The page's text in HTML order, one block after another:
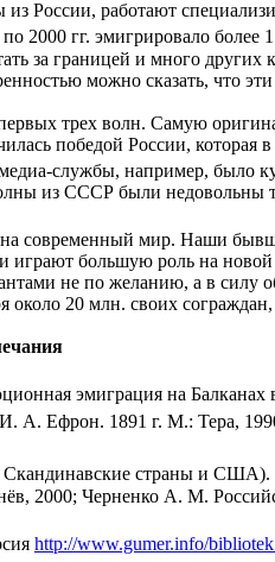
России, работают
2000 гг. эмигрировало более
за границей и много других
можно сказать, что
трех волн. Самую
победой России, которая
службы, например, было
из СССР были
на современный мир. Наши
большую роль на
не по желанию, а в
около 20 млн. своих
эмиграция на Балканах
А. Ефрон. 1891 г. М.: Тера,
страны и
2000; Черненко А. М.
http://www.gumer.info/